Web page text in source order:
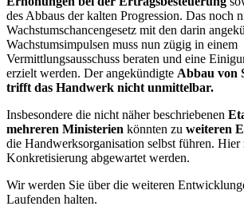
des Abbaus der kalten Progression. Das noch
Wachstumschancengesetz mit den darin
Wachstumsimpulsen muss nun zügig in einem
Vermittlungsausschuss beraten und eine
erzielt werden. Der angekündigte Abbau von
trifft das Handwerk nicht unmittelbar.
Insbesondere die nicht näher beschriebenen
mehreren Ministerien könnten zu weiteren
die Handwerksorganisation selbst führen. Hier
Konkretisierung abgewartet werden.
Wir werden Sie über die weiteren
Laufenden halten.